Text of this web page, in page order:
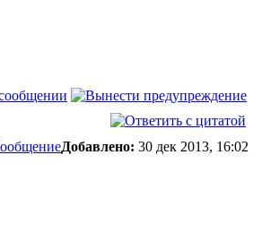
Добавлено: 30 дек 2013, 16:02